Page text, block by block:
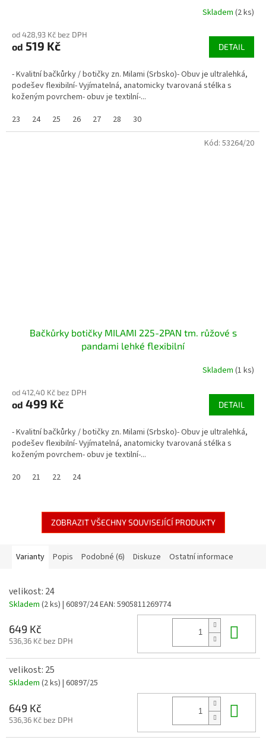
Skladem (2 ks)
od 428,93 Kč bez DPH
od 519 Kč DETAIL
- Kvalitní bačkůrky / botičky zn. Milami (Srbsko)- Obuv je ultralehká,
podešev flexibilní- Vyjímatelná, anatomicky tvarovaná stélka s
koženým povrchem- obuv je textilní-...
23
24 25 26 27 28 30
Bačkůrky botičky MILAMI 225-2PAN tm. růžové s
pandami lehké flexibilní
Skladem (1 ks)
od 412,40 Kč bez DPH
od 499 Kč DETAIL
- Kvalitní bačkůrky / botičky zn. Milami (Srbsko)- Obuv je ultralehká,
podešev flexibilní- Vyjímatelná, anatomicky tvarovaná stélka s
koženým povrchem- obuv je textilní-...
20
21 22 24
Kód: 53264/20
ZOBRAZIT VŠECHNY SOUVISEJÍCÍ PRODUKTY
Varianty Popis Podobné (6) Diskuze Ostatní informace
velikost: 24
Skladem (2 ks) | 60897/24EAN: 5905811269774
649 Kč
536,36 Kč bez DPH
velikost: 25
Skladem (2 ks) | 60897/25
649 Kč
536,36 Kč bez DPH